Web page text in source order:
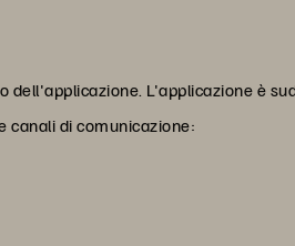
L'applicazione è
canali di comunicazione: